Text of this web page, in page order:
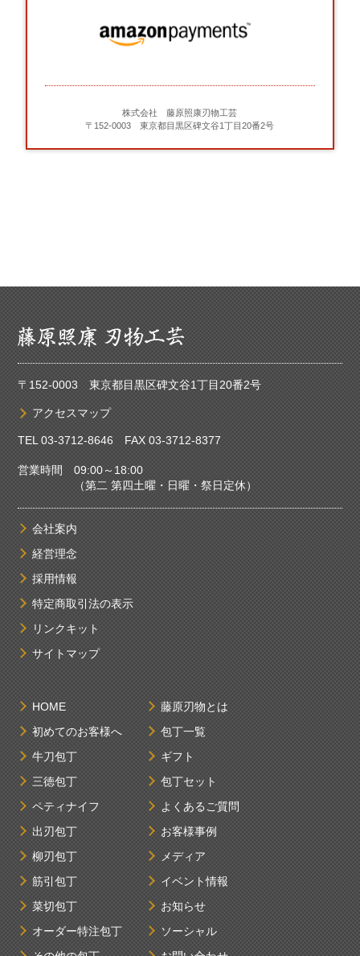
株式会社 藤原照康刃物工芸
〒152-0003 東京都目黒区碑文谷1丁目20番2号
〒152-0003 東京都目黒区碑文谷1丁目20番2号
アクセスマップ
TEL03-3712-8646FAX 03-3712-8377
営業時間 09:00～18:00
（第二 第四土曜・日曜・祭日定休）
会社案内
経営理念
採用情報
特定商取引法の表示
リンクキット
サイトマップ
HOME
初めてのお客様へ
牛刀包丁
三徳包丁
ペティナイフ
出刃包丁
柳刃包丁
筋引包丁
菜切包丁
オーダー特注包丁
藤原刃物とは
包丁一覧
ギフト
包丁セット
よくあるご質問
お客様事例
メディア
イベント情報
お知らせ
ソーシャル